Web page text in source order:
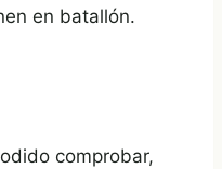
en batallón.
comprobar,